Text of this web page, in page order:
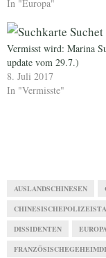
In "Europa"
Vermisst wird: Marina
update vom 29.7.)
8. Juli 2017
In "Vermisste"
AUSLANDSCHINESEN
DISSIDENTEN